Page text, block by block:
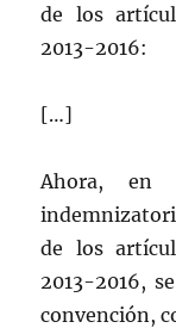
de los
2013-2016:
[…]
Ahora, en
de los
2013-2016,
convención,